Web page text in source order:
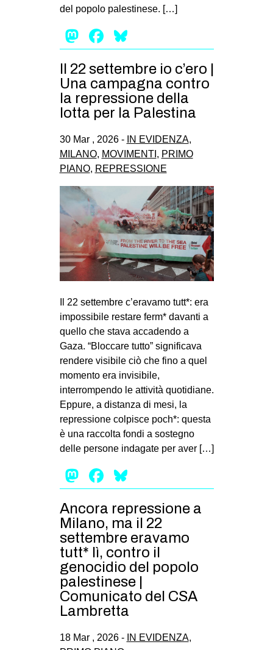
bsky
ms
SEARCH
del popolo palestinese. […]
Mastodon
Facebook
Il 22 settembre io c’ero |
Una campagna contro
la repressione della
lotta per la Palestina
30 Mar , 2026 - IN EVIDENZA,
MILANO, MOVIMENTI , PRIMO
PIANO, REPRESSIONE
Il 22 settembre c’eravamo tutt*: era
impossibile restare ferm* davanti a
quello che stava accadendo a
Gaza. “Bloccare tutto” significava
rendere visibile ciò che fino a quel
momento era invisibile,
interrompendo le attività quotidiane.
Eppure, a distanza di mesi, la
repressione colpisce poch*: questa
è una raccolta fondi a sostegno
delle persone indagate per aver […]
Mastodon
Facebook
Ancora repressione a
Milano, ma il 22
settembre eravamo
tutt* lì, contro il
genocidio del popolo
palestinese |
Comunicato del CSA
Lambretta
18 Mar , 2026 - IN EVIDENZA,